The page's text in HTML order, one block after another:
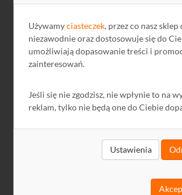
Używamyciasteczek, przez co nasz sklep
niezawodnie oraz dostosowuje się do
umożliwiają dopasowanie treści i
zainteresowań.
Jeśli się nie zgodzisz, nie wpłynie to na
reklam, tylko nie będą one do Ciebie
Ustawienia
Max. średnica masztu mm
Wymiary mm
Opakowanie
Promocja wiosenna